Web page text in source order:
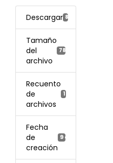
Descargar 860
Tamaño
del
archivo
78.37 KB
Recuento
de
archivos
1
Fecha
de
creación
9 enero, 2026